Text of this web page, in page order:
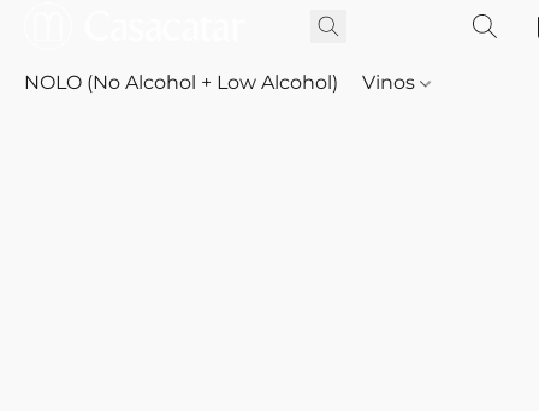
NOLO (No Alcohol + Low Alcohol) Vinos